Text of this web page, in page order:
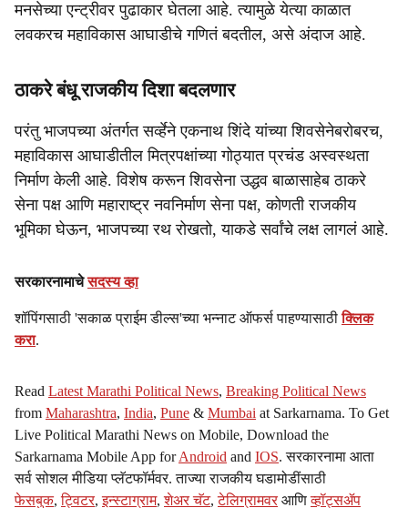
मनसेच्या एन्ट्रीवर पुढाकार घेतला आहे. त्यामुळे येत्या काळात
लवकरच महाविकास आघाडीचे गणितं बदतील, असे अंदाज आहे.
ठाकरे बंधू राजकीय दिशा बदलणार
परंतु भाजपच्या अंतर्गत सर्व्हेने एकनाथ शिंदे यांच्या शिवसेनेबरोबरच,
महाविकास आघाडीतील मित्रपक्षांच्या गोठ्यात प्रचंड अस्वस्थता
निर्माण केली आहे. विशेष करून शिवसेना उद्धव बाळासाहेब ठाकरे
सेना पक्ष आणि महाराष्ट्र नवनिर्माण सेना पक्ष, कोणती राजकीय
भूमिका घेऊन, भाजपच्या रथ रोखतो, याकडे सर्वांचे लक्ष लागलं आहे.
सरकारनामाचेसदस्य व्हा
शॉपिंगसाठी 'सकाळ प्राईम डील्स'च्या भन्नाट ऑफर्स पाहण्यासाठीक्लिक
करा.
Read Latest Marathi Political News, Breaking Political News
from Maharashtra, India, Pune & Mumbai at Sarkarnama. To Get
Live Political Marathi News on Mobile, Download the
Sarkarnama Mobile App forAndroid and IOS. सरकारनामा आता
सर्व सोशल मीडिया प्लॅटफॉर्मवर. ताज्या राजकीय घडामोडींसाठी
फेसबुक,ट्विटर,इन्स्टाग्राम,शेअर चॅट,टेलिग्रामवर आणिव्हॉट्सॲप